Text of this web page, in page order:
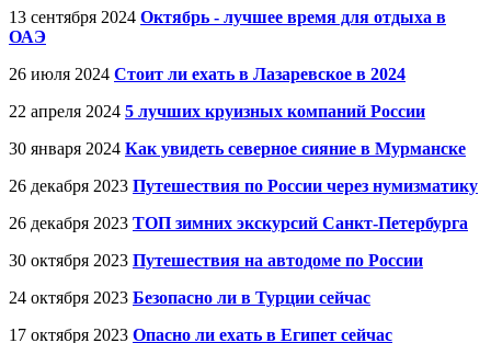
13 сентября 2024 Октябрь - лучшее время для отдыха в
ОАЭ
26 июля 2024 Стоит ли ехать в Лазаревское в 2024
22 апреля 2024 5 лучших круизных компаний России
30 января 2024 Как увидеть северное сияние в Мурманске
26 декабря 2023 Путешествия по России через нумизматику
26 декабря 2023 ТОП зимних экскурсий Санкт-Петербурга
30 октября 2023 Путешествия на автодоме по России
24 октября 2023 Безопасно ли в Турции сейчас
17 октября 2023 Опасно ли ехать в Египет сейчас